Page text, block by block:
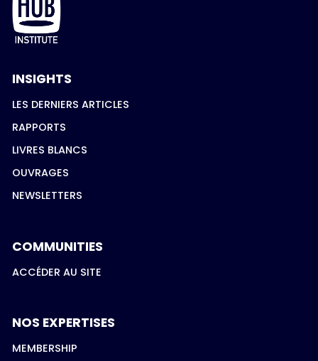
INSIGHTS
LES DERNIERS ARTICLES
RAPPORTS
LIVRES BLANCS
OUVRAGES
NEWSLETTERS
COMMUNITIES
ACCÉDER AU SITE
NOS EXPERTISES
MEMBERSHIP